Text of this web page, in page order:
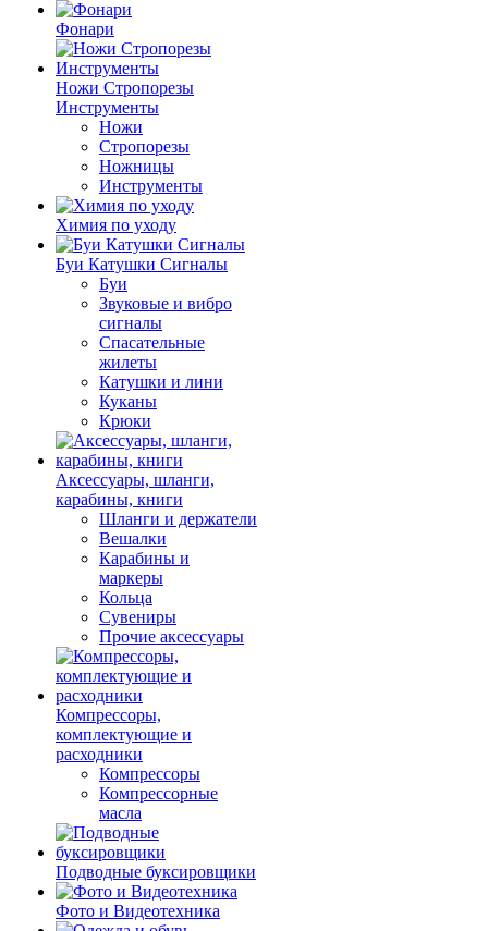
Фонари
Ножи Стропорезы
Инструменты
Ножи
Стропорезы
Ножницы
Инструменты
Химия по уходу
Буи Катушки Сигналы
Буи
Звуковые и вибро
сигналы
Спасательные
жилеты
Катушки и лини
Куканы
Крюки
Аксессуары, шланги,
карабины, книги
Шланги и держатели
Вешалки
Карабины и
маркеры
Кольца
Сувениры
Прочие аксессуары
Компрессоры,
комплектующие и
расходники
Компрессоры
Компрессорные
масла
Подводные буксировщики
Фото и Видеотехника